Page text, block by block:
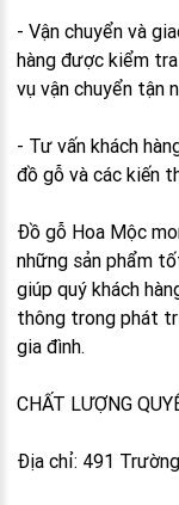
- Vận chuyển và
hàng được kiểm
vụ vận chuyển tận
- Tư vấn khách
đồ gỗ và các kiến
Đồ gỗ Hoa Mộc
những sản phẩm
giúp quý khách
thông trong phát
gia đình.
CHẤT LƯỢNG
Địa chỉ: 491